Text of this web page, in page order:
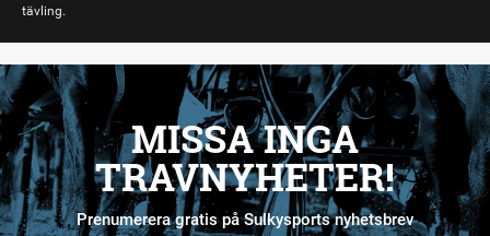
tävling.
MISSA INGA
TRAVNYHETER!
Prenumerera gratis på Sulkysports nyhetsbrev